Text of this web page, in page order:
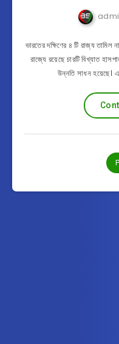
ভারতের দক্ষিণের ৪ টি রাজ্য তামিল
রাজ্যে রয়েছে চারটি বিখ্যাত
উন্নতি সাধন হয়েছে।